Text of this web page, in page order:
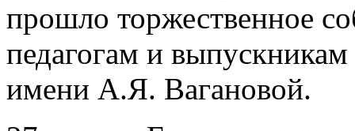
прошло торжественное
педагогам и
имени А.Я. Вагановой.